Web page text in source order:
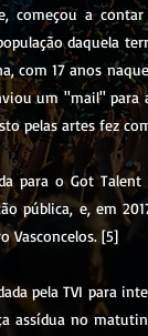
começou a
daquela
com 17 anos
um ''mail'' para
pelas artes fez
para o Got
pública, e, em
Vasconcelos. [5]
pela TVI para
assídua no